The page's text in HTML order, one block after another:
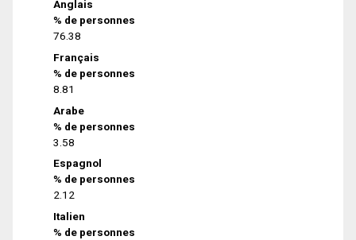
Anglais
% de personnes
76.38
Français
% de personnes
8.81
Arabe
% de personnes
3.58
Espagnol
% de personnes
2.12
Italien
% de personnes